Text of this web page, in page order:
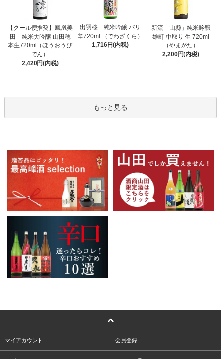
【クール便推奨】鳳凰美
田 純米大吟醸 山田穂
本生720ml（ほうおうび
でん）
2,420円(内税)
出羽桜 純米吟醸 バリ
辛720ml （でわざくら）
1,716円(内税)
新流「山縣」純米吟醸
雄町 中取り 生 720ml
（やまがた）
2,200円(内税)
もっと見る
マイアカウント 会員登録